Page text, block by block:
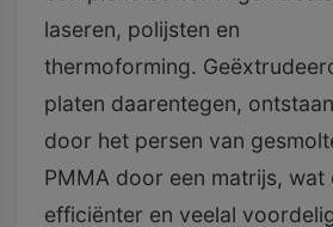
laseren, polijsten en
thermoforming.
platen daarentegen, ontstaan
door het persen van
PMMA door een matrijs, wat
efficiënter en veelal